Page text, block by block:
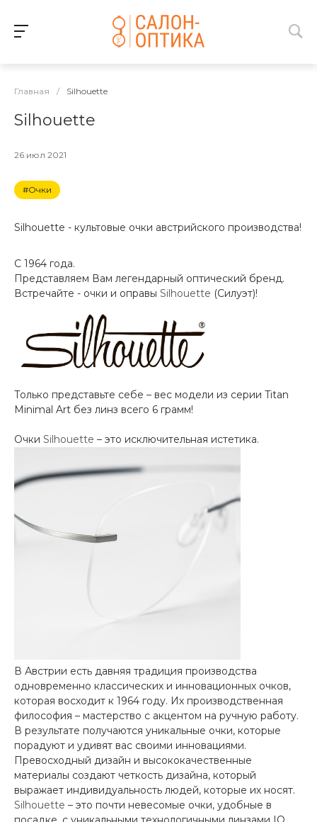
Главная / Silhouette
Silhouette
26 июл 2021
#Очки
Silhouette - культовые очки австрийского производства!
C 1964 года.
Представляем Вам легендарный оптический бренд.
Встречайте - очки и оправы Silhouette (Силуэт)!
Только представьте себе – вес модели из серии Titan
Minimal Art без линз всего 6 грамм!
Очки Silhouette – это исключительная истетика.
В Австрии есть давняя традиция производства
одновременно классических и инновационных очков,
которая восходит к 1964 году. Их производственная
философия – мастерство с акцентом на ручную работу.
В результате получаются уникальные очки, которые
порадуют и удивят вас своими инновациями.
Превосходный дизайн и высококачественные
материалы создают четкость дизайна, который
выражает индивидуальность людей, которые их носят.
Silhouette – это почти невесомые очки, удобные в